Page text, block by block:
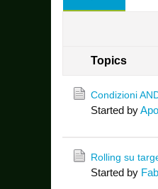
Topics
Condizioni
Started by
Rolling su
Started by Fab